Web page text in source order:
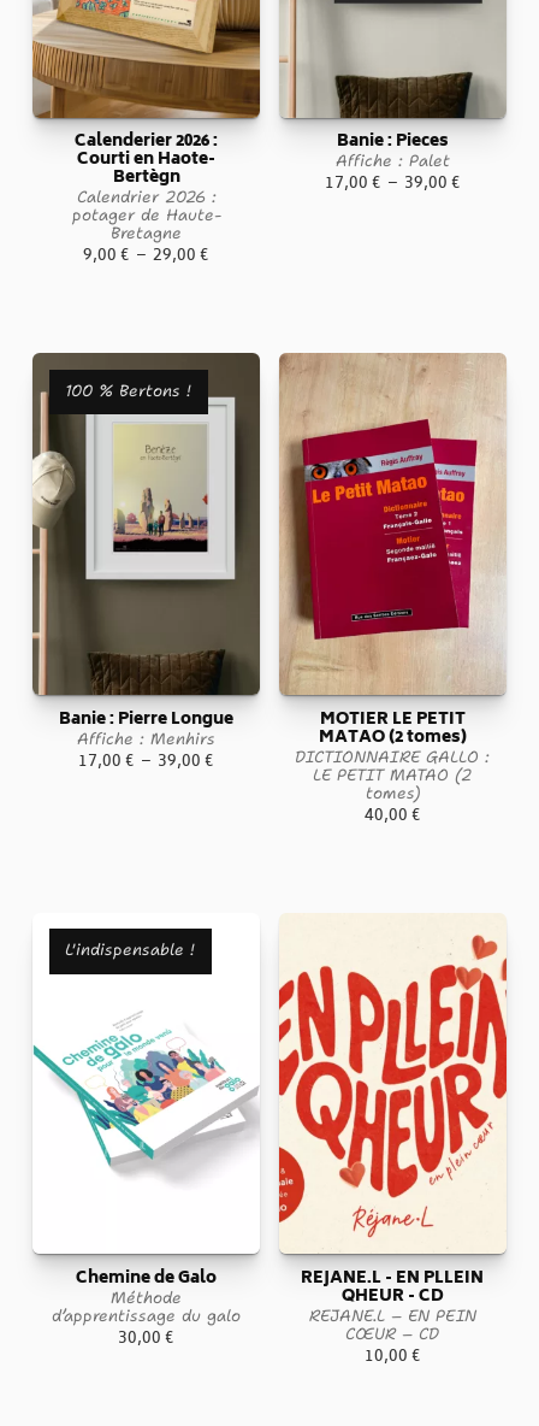
Calenderier 2026 :
Courti en Haote-
Bertègn
Calendrier 2026 :
potager de Haute-
Bretagne
9,00€ – 29,00€
29,00 €
Banie : Pieces
Affiche : Palet
17,00€ – 39,00€Plage
100 % Bertons !
Banie : Pierre Longue
Affiche : Menhirs
17,00€ – 39,00€
MOTIER LE PETIT
MATAO (2 tomes)
DICTIONNAIRE GALLO :
LE PETIT MATAO (2
tomes)
40,00€
L'indispensable !
Chemine de Galo
Méthode
d’apprentissage du galo
30,00€
REJANE.L - EN PLLEIN
QHEUR - CD
REJANE.L – EN PEIN
CŒUR – CD
10,00€